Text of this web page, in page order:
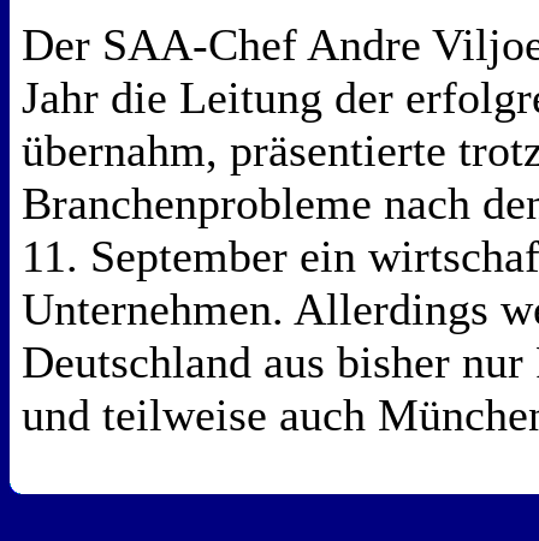
Der SAA-Chef Andre
Jahr die Leitung der
übernahm, präsentierte
Branchenprobleme nach
11. September ein
Unternehmen. Allerdings
Deutschland aus bisher
und teilweise auch